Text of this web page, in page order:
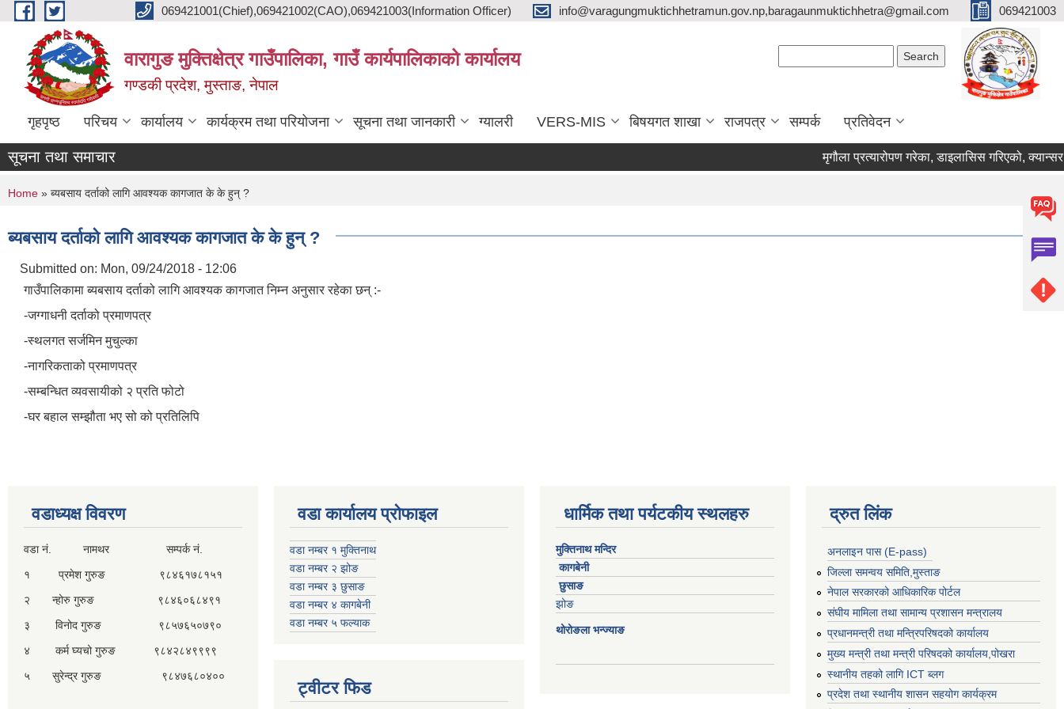
Skip to main content 069421001(Chief),069421002(CAO),069421003(Information Officer) info@varagungmuktichhetramun.gov.np,baragaunmuktichhetra@gmail.com 069421003
वारागुङ मुक्तिक्षेत्र गाउँपालिका, गाउँ कार्यपालिकाको कार्यालय
गण्डकी प्रदेश, मुस्ताङ, नेपाल
गृहपृष्ठ परिचय कार्यालय कार्यक्रम तथा परियोजना सूचना तथा जानकारी ग्यालरी VERS-MIS बिषयगत शाखा राजपत्र सम्पर्क प्रतिवेदन
सूचना तथा समाचार मृगौला प्रत्यारोपण गरेका, डाइलासिस गरिएको, क्यान्सर
You are here
Home » ब्यबसाय दर्ताको लागि आवश्यक कागजात के के हुन् ?
ब्यबसाय दर्ताको लागि आवश्यक कागजात के के हुन् ?
Submitted on: Mon, 09/24/2018 - 12:06
गाउँपालिकामा ब्यबसाय दर्ताको लागि आवश्यक कागजात निम्न अनुसार रहेका छन् :-
-जग्गाधनी दर्ताको प्रमाणपत्र
-स्थलगत सर्जमिन मुचुल्का
-नागरिकताको प्रमाणपत्र
-सम्बन्धित व्यवसायीको २ प्रति फोटो
-घर बहाल सम्झौता भए सो को प्रतिलिपि
वडाध्यक्ष विवरण
वडा नं. नामथर सम्पर्क नं.
१ प्रमेश गुरुङ ९८४६१७८१५१
२ न्होरु गुरुङ ९८४६०६८४९१
३ विनोद गुरुङ ९८५७६५०७९०
४ कर्म घ्यचो गुरुङ ९८४२८४९९९९
५ सुरेन्द्र गुरुङ ९८४७६८०४००
वडा कार्यालय प्रोफाइल
वडा नम्बर १ मुक्तिनाथ
वडा नम्बर २ झोङ
वडा नम्बर ३ छुसाङ
वडा नम्बर ४ कागबेनी
वडा नम्बर ५ फल्याक
ट्वीटर फिड
धार्मिक तथा पर्यटकीय स्थलहरु
मुक्तिनाथ मन्दिर
कागबेनी
छुसाङ
झोङ
थोरोङला भन्ज्याङ
द्रुत लिंक
अनलाइन पास (E-pass)
जिल्ला समन्वय समिति,मुस्ताङ
नेपाल सरकारको आधिकारिक पोर्टल
संघीय मामिला तथा सामान्य प्रशासन मन्त्रालय
प्रधानमन्त्री तथा मन्त्रिपरिषदको कार्यालय
मुख्य मन्त्री तथा मन्त्री परिषदको कार्यालय,पोखरा
स्थानीय तहको लागि ICT ब्लग
प्रदेश तथा स्थानीय शासन सहयोग कार्यक्रम